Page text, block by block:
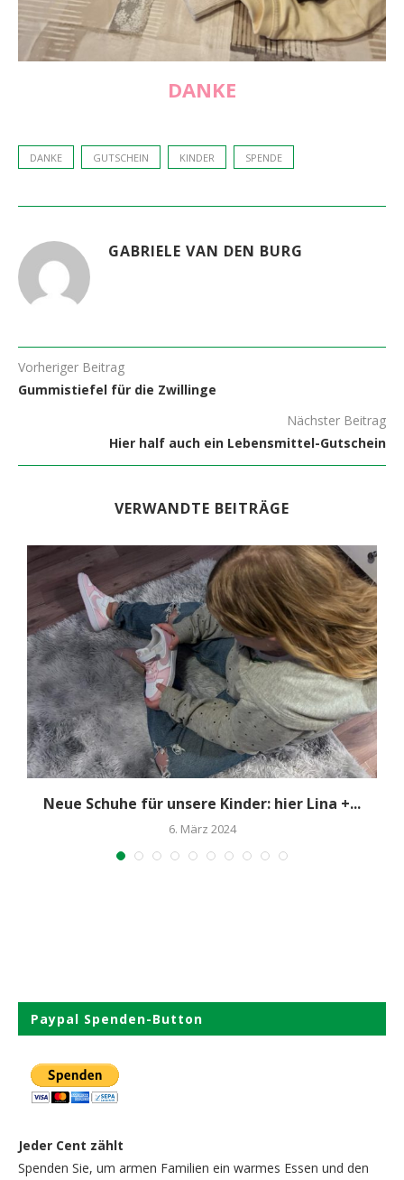
DANKE
DANKE GUTSCHEIN KINDER SPENDE
GABRIELE VAN DEN BURG
Vorheriger Beitrag
Gummistiefel für die Zwillinge
Nächster Beitrag
Hier half auch ein Lebensmittel-Gutschein
VERWANDTE BEITRÄGE
Neue Schuhe für unsere Kinder: hier Lina +...
6. März 2024
Paypal Spenden-Button
Jeder Cent zählt
Spenden Sie, um armen Familien ein warmes Essen und den